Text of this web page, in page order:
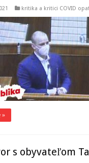
kritika a kritici COVID
»
s obyvateľom